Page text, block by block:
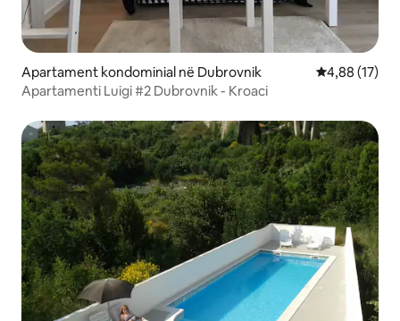
Apartament kondominial në Dubrovnik Vlerësimi
4,88 (17)
Apartamenti Luigi #2 Dubrovnik - Kroaci